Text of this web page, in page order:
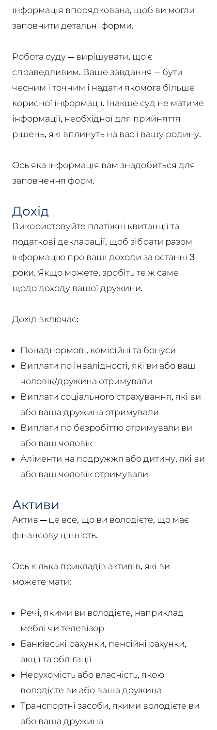
інформація впорядкована, щоб ви могли
заповнити детальні форми.
Робота суду — вирішувати, що є
справедливим. Ваше завдання — бути
чесним і точним і надати якомога більше
корисної інформації. Інакше суд не матиме
інформації, необхідної для прийняття
рішень, які вплинуть на вас і вашу родину.
Ось яка інформація вам знадобиться для
заповнення форм.
Дохід
Використовуйте платіжні квитанції та
податкові декларації, щоб зібрати разом
інформацію про ваші доходи за останні 3
роки. Якщо можете, зробіть те ж саме
щодо доходу вашої дружини.
Дохід включає:
Понаднормові, комісійні та бонуси
Виплати по інвалідності, які ви або ваш
чоловік/дружина отримували
Виплати соціального страхування, які ви
або ваша дружина отримували
Виплати по безробіттю отримували ви
або ваш чоловік
Аліменти на подружжя або дитину, які ви
або ваш чоловік отримували
Активи
Актив — це все, що ви володієте, що має
фінансову цінність.
Ось кілька прикладів активів, які ви
можете мати:
Речі, якими ви володієте, наприклад
меблі чи телевізор
Банківські рахунки, пенсійні рахунки,
акції та облігації
Нерухомість або власність, якою
володієте ви або ваша дружина
Транспортні засоби, якими володієте ви
або ваша дружина